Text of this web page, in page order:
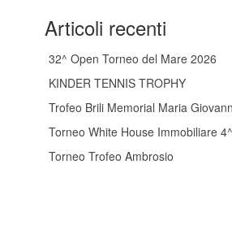
Articoli recenti
32^ Open Torneo del Mare 2026
KINDER TENNIS TROPHY
Trofeo Brili Memorial Maria
Torneo White House Immobiliare
Torneo Trofeo Ambrosio